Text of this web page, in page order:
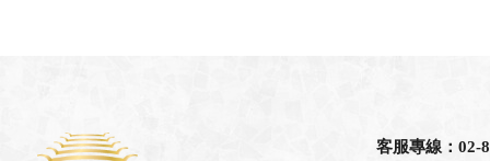
客服專線：02-